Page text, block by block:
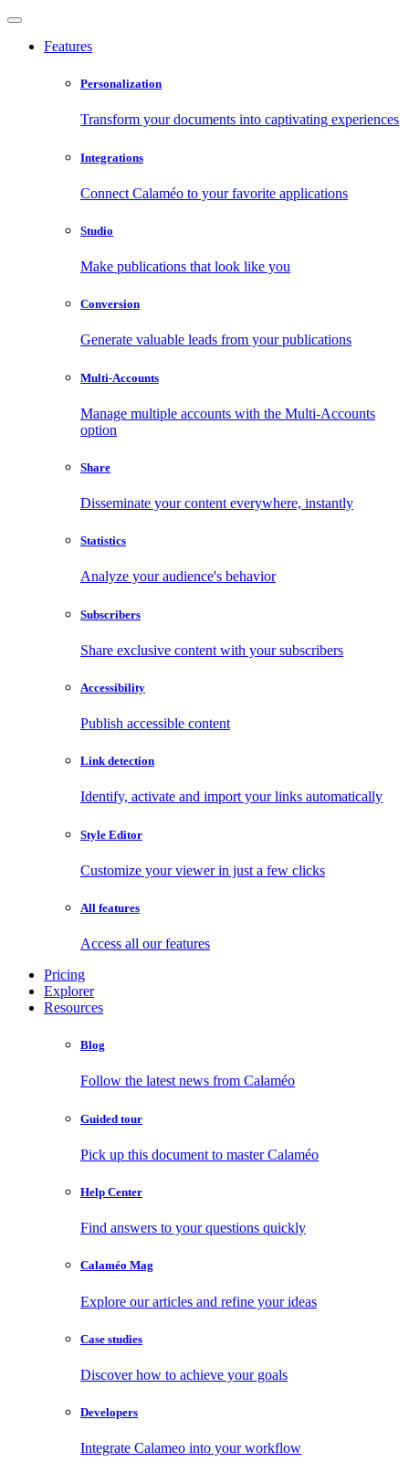
Features
Personalization
Transform your documents into captivating experiences
Integrations
Connect Calaméo to your favorite applications
Studio
Make publications that look like you
Conversion
Generate valuable leads from your publications
Multi-Accounts
Manage multiple accounts with the Multi-Accounts
option
Share
Disseminate your content everywhere, instantly
Statistics
Analyze your audience's behavior
Subscribers
Share exclusive content with your subscribers
Accessibility
Publish accessible content
Link detection
Identify, activate and import your links automatically
Style Editor
Customize your viewer in just a few clicks
All features
Access all our features
Pricing
Explorer
Resources
Blog
Follow the latest news from Calaméo
Guided tour
Pick up this document to master Calaméo
Help Center
Find answers to your questions quickly
Calaméo Mag
Explore our articles and refine your ideas
Case studies
Discover how to achieve your goals
Developers
Integrate Calameo into your workflow